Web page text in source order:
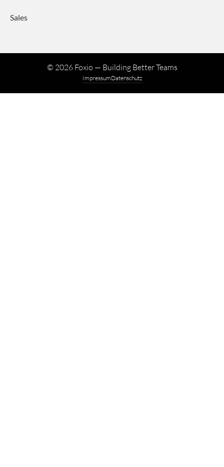
Sales
© 2026Foxio — Building Better Teams
ImpressumDatenschutz